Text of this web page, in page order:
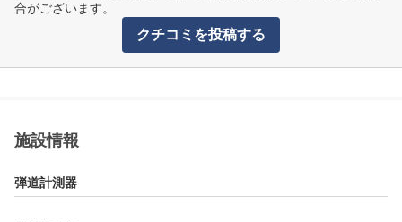
合がございます。
クチコミを投稿する
施設情報
弾道計測器